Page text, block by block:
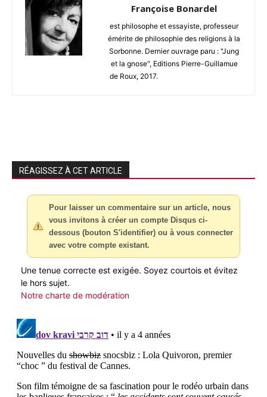
Françoise Bonardel
est philosophe et essayiste, professeur
émérite de philosophie des religions à la
Sorbonne. Dernier ouvrage paru : "Jung
et la gnose", Editions Pierre-Guillamue
de Roux, 2017.
RÉAGISSEZ À CET ARTICLE
Pour laisser un commentaire sur un article, nous
vous invitons à créer un compte Disqus ci-
dessous (bouton S'identifier) ou à vous connecter
avec votre compte existant.
Une tenue correcte est exigée. Soyez courtois et évitez
le hors sujet.
Notre charte de modération